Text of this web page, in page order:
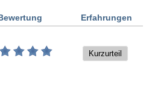
Erfahrungen
Kurzurteil